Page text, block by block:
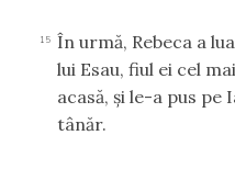
15 În urmă, Rebeca a
lui Esau, fiul ei cel
acasă, şi le-a pus pe
tânăr.